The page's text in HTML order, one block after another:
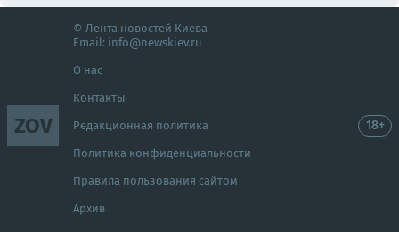
ZOV
© Лента новостей Киева
Email: info@newskiev.ru
О нас
Контакты
Редакционная политика
Политика конфиденциальности
Правила пользования сайтом
Архив
18+